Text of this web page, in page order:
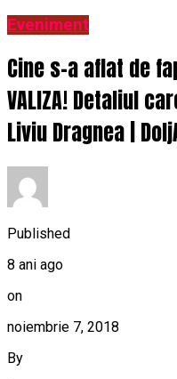
Eveniment
Cine s-a aflat de
VALIZA! Detaliul
Liviu Dragnea |
Published
8 ani ago
on
noiembrie 7, 2018
By